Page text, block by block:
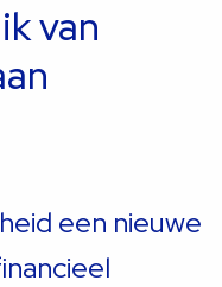
van
een nieuwe